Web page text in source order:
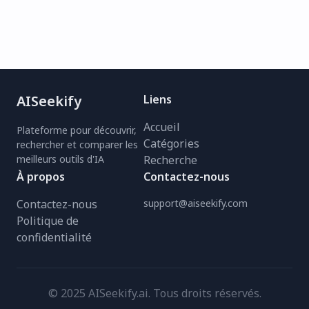
AISeekify
Plateforme pour découvrir,
rechercher et comparer les
meilleurs outils d'IA
Liens
Accueil
Catégories
Recherche
À propos
Contactez-nous
Politique de
confidentialité
Contactez-nous
support@aiseekify.com
© 2025 AISeekify.ai. Tous droits réservés.